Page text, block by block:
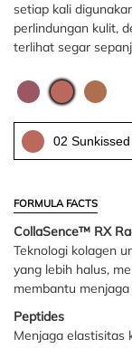
setiap kali
perlindungan kulit,
terlihat segar
02
FORMULA FACTS
CollaSence™ RX
Teknologi kolagen
yang lebih halus,
membantu
Peptides
Menjaga elastisitas